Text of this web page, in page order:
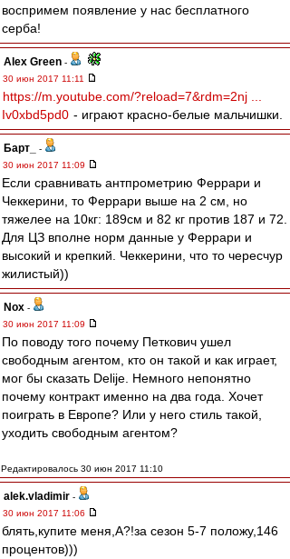
воспримем появление у нас бесплатного
серба!
Alex Green -
30 июн 2017 11:11
https://m.youtube.com/?reload=7&rdm=2nj ...
Iv0xbd5pd0 - играют красно-белые мальчишки.
Барт_
-
30 июн 2017 11:09
Если сравнивать антпрометрию Феррари и
Чеккерини, то Феррари выше на 2 см, но
тяжелее на 10кг: 189см и 82 кг против 187 и 72.
Для ЦЗ вполне норм данные у Феррари и
высокий и крепкий. Чеккерини, что то чересчур
жилистый))
Nox -
30 июн 2017 11:09
По поводу того почему Петкович ушел
свободным агентом, кто он такой и как играет,
мог бы сказать Delije. Немного непонятно
почему контракт именно на два года. Хочет
поиграть в Европе? Или у него стиль такой,
уходить свободным агентом?
Редактировалось 30 июн 2017 11:10
alek.vladimir -
30 июн 2017 11:06
блять,купите меня,А?!за сезон 5-7 положу,146
процентов)))